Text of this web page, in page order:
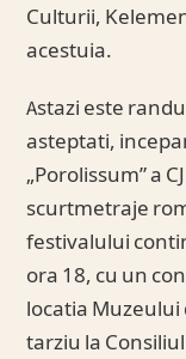
Culturii,
acestuia.
Astazi este
asteptati,
„Porolissum” a
scurtmetraje
festivalului
ora 18, cu un
locatia Muzeului
tarziu la